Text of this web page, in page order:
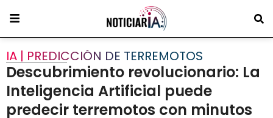
IA | PREDICCIÓN DE TERREMOTOS
Descubrimiento revolucionario: La
Inteligencia Artificial puede
predecir terremotos con minutos